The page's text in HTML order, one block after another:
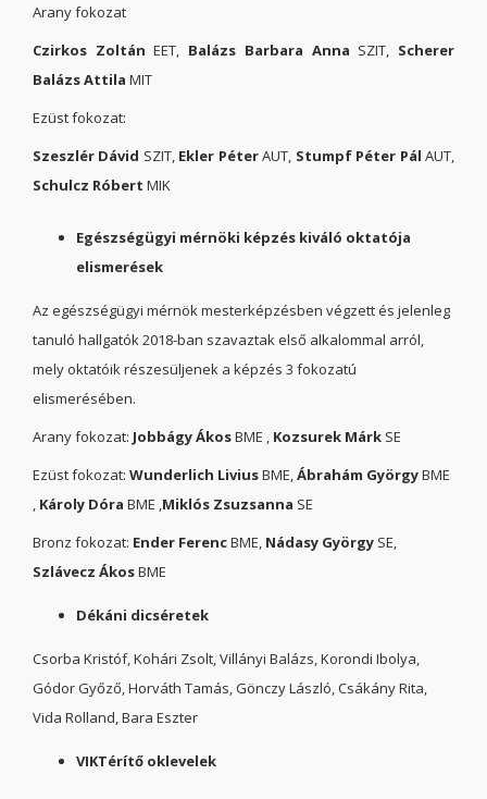
Arany fokozat
Czirkos Zoltán EET, Balázs Barbara Anna SZIT, Scherer
Balázs Attila MIT
Ezüst fokozat:
Szeszlér Dávid SZIT, Ekler PéterAUT, Stumpf Péter Pál AUT,
Schulcz Róbert MIK
Egészségügyi mérnöki képzés kiváló oktatója
elismerések
Az egészségügyi mérnök mesterképzésben végzett és jelenleg
tanuló hallgatók 2018-ban szavaztak első alkalommal arról,
mely oktatóik részesüljenek a képzés 3 fokozatú
elismerésében.
Arany fokozat: Jobbágy ÁkosBME , Kozsurek Márk SE
Ezüst fokozat: Wunderlich LiviusBME,Ábrahám GyörgyBME
, Károly Dóra BME ,Miklós Zsuzsanna SE
Bronz fokozat: Ender FerencBME, Nádasy György SE,
Szlávecz ÁkosBME
Dékáni dicséretek
Csorba Kristóf, Kohári Zsolt, Villányi Balázs, Korondi Ibolya,
Gódor Győző, Horváth Tamás, Gönczy László, Csákány Rita,
Vida Rolland, Bara Eszter
VIKTérítő oklevelek